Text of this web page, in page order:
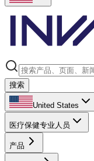
搜索
United States
医疗保健专业人员
产品